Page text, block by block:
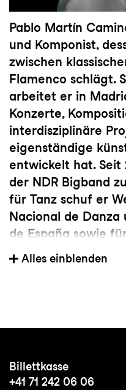
Pablo Martín
und Komponist,
zwischen
Flamenco schlägt.
arbeitet er in
Konzerte,
interdisziplinäre
eigenständige
entwickelt hat.
der NDR Bigband
für Tanz schuf er
Nacional de Danza
de España sowie
Antonio Ruz. Seine
durch eine starke
Alles einblenden
Billettkasse
+41 71 242 06 06